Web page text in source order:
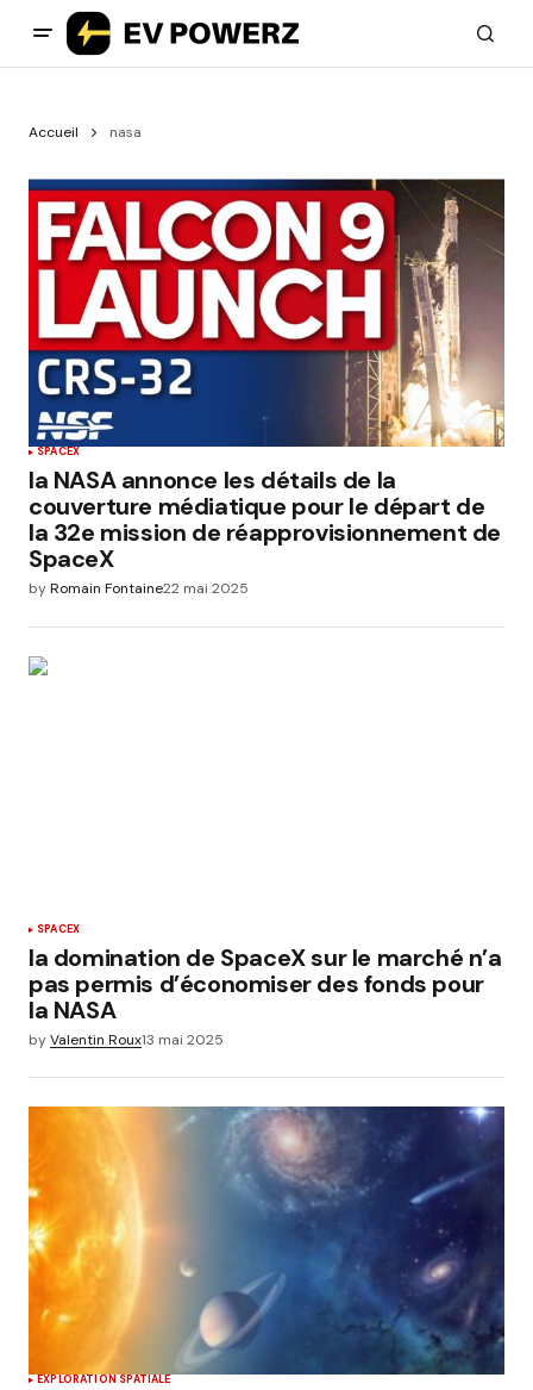
Accueil nasa
SPACEX
la NASA annonce les détails de la
couverture médiatique pour le départ de
la 32e mission de réapprovisionnement de
SpaceX
byRomain Fontaine22 mai 2025
SPACEX
la domination de SpaceX sur le marché n’a
pas permis d’économiser des fonds pour
la NASA
byValentin Roux13 mai 2025
EXPLORATION SPATIALE